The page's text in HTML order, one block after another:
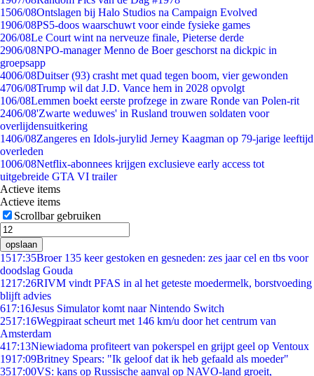
1506/08Ontslagen bij Halo Studios na Campaign Evolved
1906/08PS5-doos waarschuwt voor einde fysieke games
206/08Le Court wint na nerveuze finale, Pieterse derde
2906/08NPO-manager Menno de Boer geschorst na dickpic in
groepsapp
4006/08Duitser (93) crasht met quad tegen boom, vier gewonden
4706/08Trump wil dat J.D. Vance hem in 2028 opvolgt
106/08Lemmen boekt eerste profzege in zware Ronde van Polen-rit
2406/08'Zwarte weduwes' in Rusland trouwen soldaten voor
overlijdensuitkering
1406/08Zangeres en Idols-jurylid Jerney Kaagman op 79-jarige leeftijd
overleden
1006/08Netflix-abonnees krijgen exclusieve early access tot
uitgebreide GTA VI trailer
Actieve items
Actieve items
Scrollbar gebruiken
opslaan
1517:35Broer 135 keer gestoken en gesneden: zes jaar cel en tbs voor
doodslag Gouda
1217:26RIVM vindt PFAS in al het geteste moedermelk, borstvoeding
blijft advies
617:16Jesus Simulator komt naar Nintendo Switch
2517:16Wegpiraat scheurt met 146 km/u door het centrum van
Amsterdam
417:13Niewiadoma profiteert van pokerspel en grijpt geel op Ventoux
1917:09Britney Spears: "Ik geloof dat ik heb gefaald als moeder"
3517:00VS: kans op Russische aanval op NAVO-land groeit,